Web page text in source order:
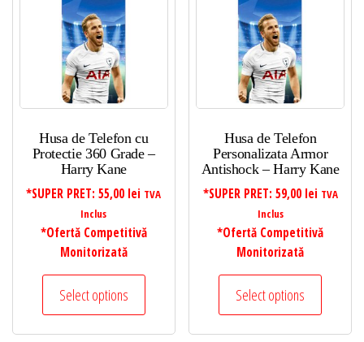
Husa de Telefon cu
Protectie 360 Grade –
Harry Kane
*SUPER PRET:55,00 lei TVA
Inclus
*Ofertă Competitivă
Monitorizată
Select options
Husa de Telefon
Personalizata Armor
Antishock – Harry Kane
*SUPER PRET: 59,00 lei TVA
Inclus
*Ofertă Competitivă
Monitorizată
Select options